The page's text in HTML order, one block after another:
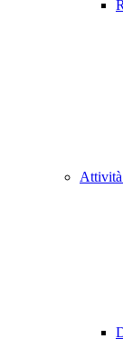
Attività